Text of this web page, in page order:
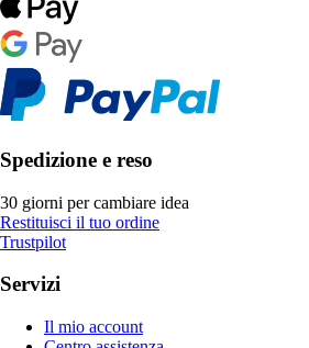
Spedizione e reso
30 giorni per cambiare idea
Restituisci il tuo ordine
Trustpilot
Servizi
Il mio account